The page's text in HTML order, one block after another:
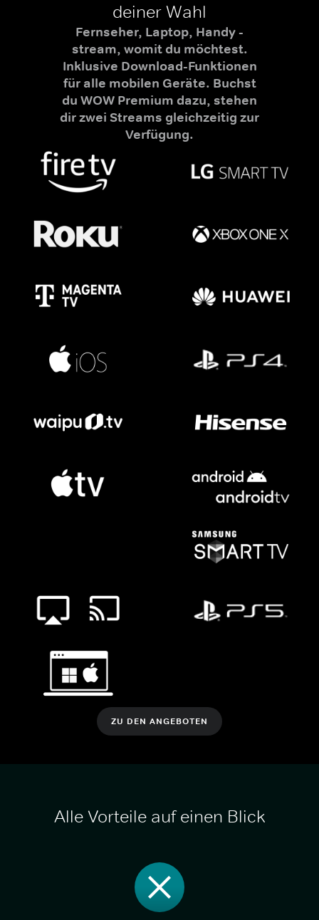
deiner Wahl
Fernseher, Laptop, Handy -
stream, womit du möchtest.
Inklusive Download-Funktionen
für alle mobilen Geräte. Buchst
du WOW Premium dazu, stehen
dir zwei Streams gleichzeitig zur
Verfügung.
ZU DEN ANGEBOTEN
Alle Vorteile auf einen Blick